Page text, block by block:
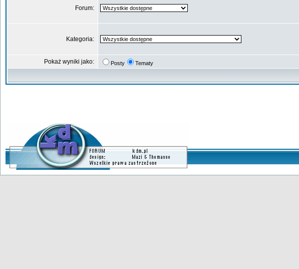
Forum:
Kategoria:
Pokaż wyniki jako: Posty Tematy